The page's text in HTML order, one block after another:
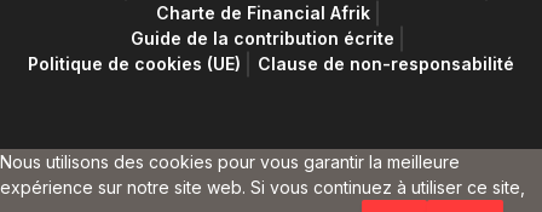
Charte de Financial Afrik
Guide de la contribution écrite
Politique de cookies (UE)
Clause de non-responsabilité
Nous utilisons des cookies pour vous garantir la meilleure
expérience sur notre site web. Si vous continuez à utiliser ce site,